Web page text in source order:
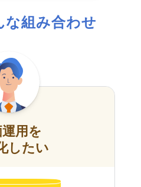
な組み合わせ
用を
したい